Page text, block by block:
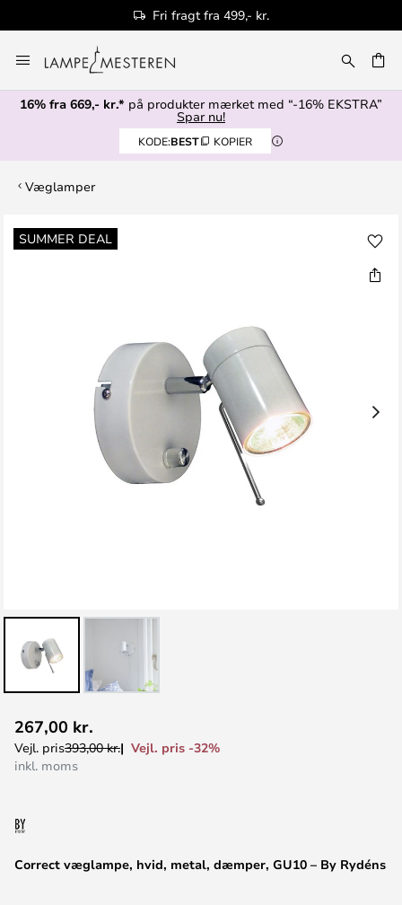
Fri fragt fra 499,- kr.
to
Content
16% fra 669,- kr.* på produkter mærket med “-16% EKSTRA”
Spar nu!
KODE:BEST KOPIER
Væglamper
SUMMER DEAL
Gå
til
til
starten
Correct væglampe, hvid, metal, dæmper, GU10 – By Rydéns
267,00 kr.
Vejl. pris393,00 kr.
Vejl. pris -32%
inkl. moms